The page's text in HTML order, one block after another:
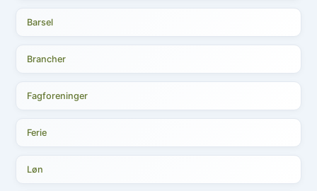
Barsel
Brancher
Fagforeninger
Ferie
Løn